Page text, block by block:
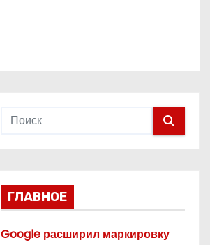
ГЛАВНОЕ
Google расширил маркировку